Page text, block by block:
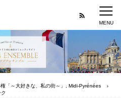
「～大好きな、私の街～」
Midi-Pyrénées